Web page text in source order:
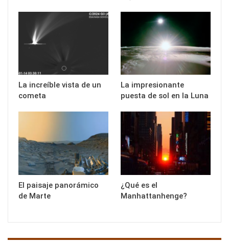
La increíble vista de un
cometa
La impresionante
puesta de sol en la Luna
El paisaje panorámico
de Marte
¿Qué es el
Manhattanhenge?